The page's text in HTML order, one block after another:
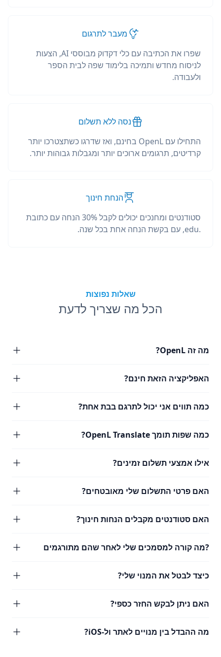
מעבר לתרגום
שפרו את הכתיבה עם כלי דקדוק מבוססי AI, הצעות
לניסוח מחדש ותמיכה בלימוד שפה לבית הספר
ולעבודה.
נסה ללא תשלום
התחילו עם OpenL בחינם, ואז שדרגו כשתצטרכו יותר
קרדיטים, תרגומים ארוכים יותר ומגבלות גבוהות יותר.
הנחת חינוך
סטודנטים ומחנכים יכולים לקבל 30% הנחה עם כתובת
.edu, עם בקשת הנחה אחת בכל שנה.
שאלות נפוצות
הכל מה שצריך לדעת
מה זה OpenL?
האפליקציה הזאת חינם?
כמה תווים אני יכול לתרגם בבת אחת?
כמה שפות תומך OpenL Translate?
אילו אמצעי תשלום זמינים?
האם פרטי התשלום שלי מאובטחים?
האם סטודנטים מקבלים הנחות חינוך?
?מה קורה למסמכים שלי לאחר שהם מתורגמים
כיצד לבטל את המנוי שלי?
האם ניתן לבקש החזר כספי?
מה ההבדל בין מנויים לאתר ול-iOS?